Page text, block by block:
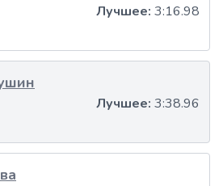
Лучшее: 3:16.98
Лучшее: 3:38.96